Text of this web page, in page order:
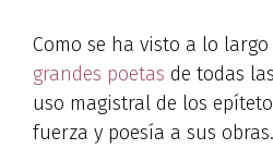
Como se ha visto a lo
grandes poetas de todas
uso magistral de los
fuerza y poesía a sus